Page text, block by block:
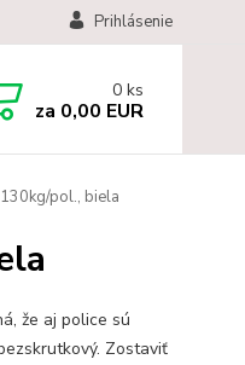
Prihlásenie
0 ks
za 0,00 EUR
pol., biela
že aj police sú
Zostaviť